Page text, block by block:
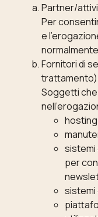
Partner/
Per
e
Fornitori di
trattamento)
Soggetti
sistemi
per
sistemi